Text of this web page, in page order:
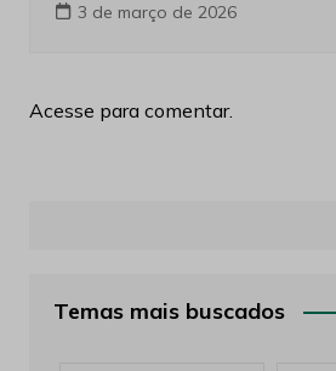
3 de março de 2026
Acesse para comentar.
Temas mais buscados